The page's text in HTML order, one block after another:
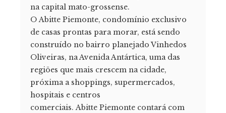
na capital mato-grossense.
O Abitte Piemonte, condomínio exclusivo
de casas prontas para morar, está sendo
construído no bairro planejado Vinhedos
Oliveiras, na Avenida Antártica, uma das
regiões que mais crescem na cidade,
próxima a shoppings, supermercados,
hospitais e centros
comerciais. Abitte Piemonte contará com